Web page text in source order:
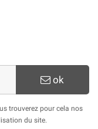
ok
trouverez pour cela nos
du site.